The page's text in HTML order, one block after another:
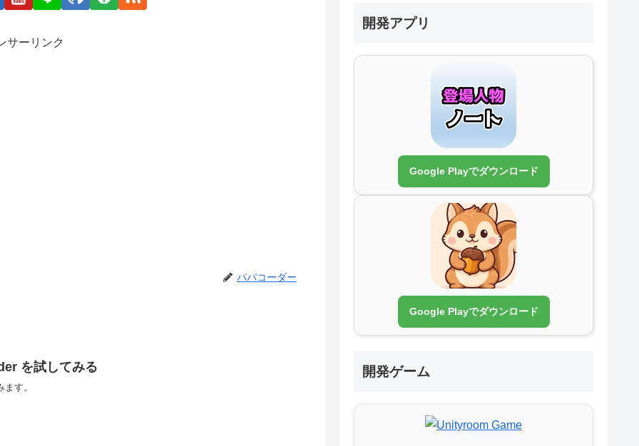
サーリンク
パパコーダー
を試してみる
す。
開発アプリ
Google Playでダウンロード
Google Playでダウンロード
開発ゲーム